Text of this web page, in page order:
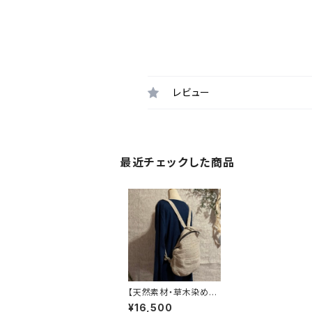
レビュー
最近チェックした商品
【天然素材・草木染め】
バックパック ワイルド
¥16,500